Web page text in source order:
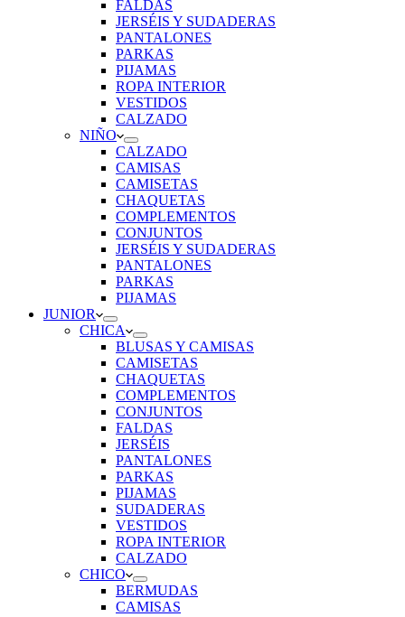
FALDAS
JERSÉIS Y SUDADERAS
PANTALONES
PARKAS
PIJAMAS
ROPA INTERIOR
VESTIDOS
CALZADO
NIÑO
CALZADO
CAMISAS
CAMISETAS
CHAQUETAS
COMPLEMENTOS
CONJUNTOS
JERSÉIS Y SUDADERAS
PANTALONES
PARKAS
PIJAMAS
JUNIOR
CHICA
BLUSAS Y CAMISAS
CAMISETAS
CHAQUETAS
COMPLEMENTOS
CONJUNTOS
FALDAS
JERSÉIS
PANTALONES
PARKAS
PIJAMAS
SUDADERAS
VESTIDOS
ROPA INTERIOR
CALZADO
CHICO
BERMUDAS
CAMISAS